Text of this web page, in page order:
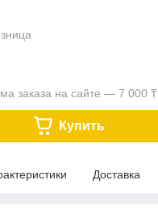
заказа на сайте — 7 000 ₸
Купить
Доставка